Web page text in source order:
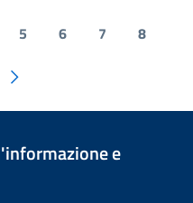
5 6 7 8
e